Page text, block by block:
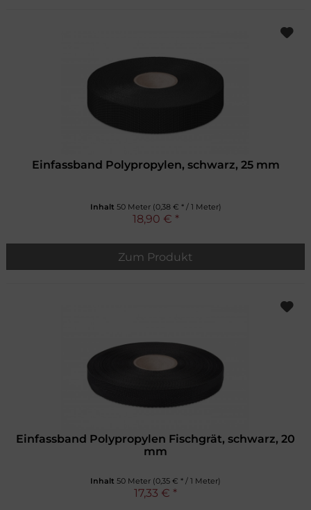
Einfassband Polypropylen, schwarz, 25 mm
Inhalt 50 Meter (0,38 € * / 1 Meter)
18,90 € *
Zum Produkt
Einfassband Polypropylen Fischgrät, schwarz, 20
mm
Inhalt 50 Meter (0,35 € * / 1 Meter)
17,33 € *